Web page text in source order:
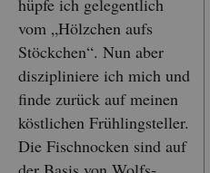
hüpfe ich ge­le­gent­lich
vom „Hölz­chen aufs
Stöck­chen“. Nun aber
dis­zi­pli­nie­re ich mich und
finde zu­rück auf mei­nen
köst­li­chen Früh­ling­stel­ler.
Die Fi­sch­no­cken sind auf